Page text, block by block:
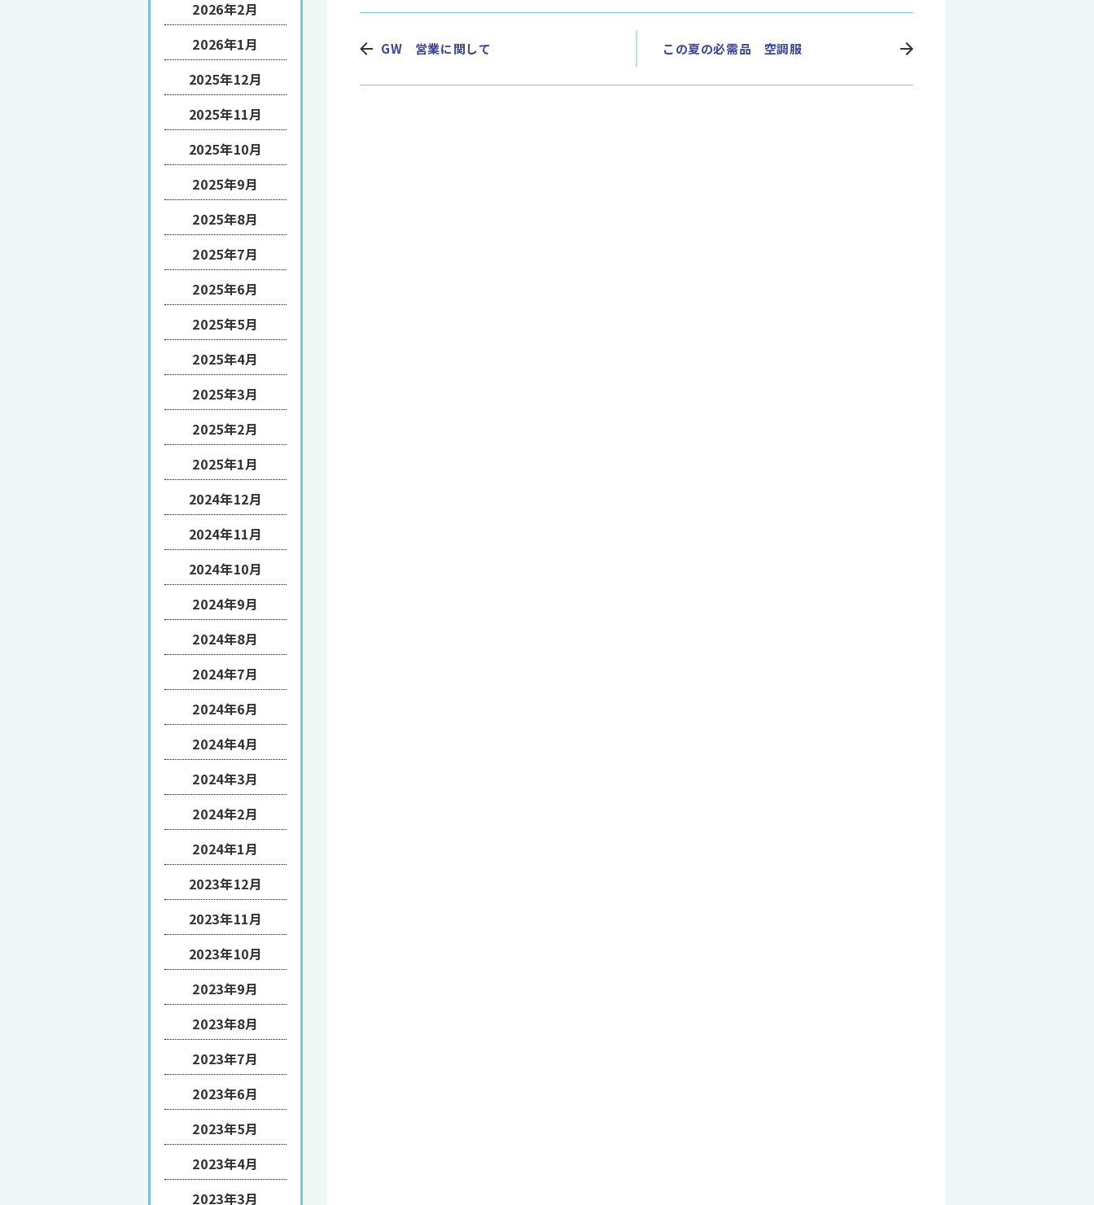
2026年2月
2026年1月
2025年12月
2025年11月
2025年10月
2025年9月
2025年8月
2025年7月
2025年6月
2025年5月
2025年4月
2025年3月
2025年2月
2025年1月
2024年12月
2024年11月
2024年10月
2024年9月
2024年8月
2024年7月
2024年6月
2024年4月
2024年3月
2024年2月
2024年1月
2023年12月
2023年11月
2023年10月
2023年9月
2023年8月
2023年7月
2023年6月
2023年5月
2023年4月
2023年3月
GW 営業に関して この夏の必需品 空調服